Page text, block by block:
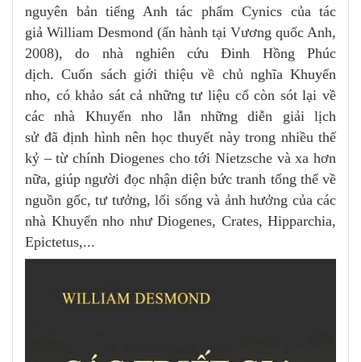
nguyên bản tiếng Anh tác phẩm Cynics của tác
giả William Desmond (ấn hành tại Vương quốc Anh,
2008), do nhà nghiên cứu Đinh Hồng Phúc
dịch. Cuốn sách giới thiệu về chủ nghĩa Khuyển
nho, có khảo sát cả những tư liệu cổ còn sót lại về
các nhà Khuyển nho lẫn những diễn giải lịch
sử đã định hình nên học thuyết này trong nhiều thế
kỷ – từ chính Diogenes cho tới Nietzsche và xa hơn
nữa, giúp người đọc nhận diện bức tranh tổng thể về
nguồn gốc, tư tưởng, lối sống và ảnh hưởng của các
nhà Khuyển nho như Diogenes, Crates, Hipparchia,
Epictetus,...